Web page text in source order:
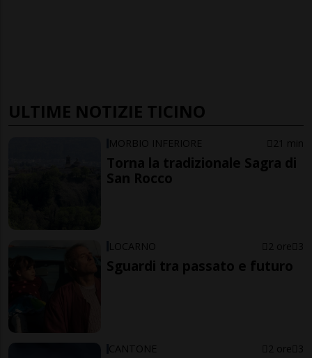
ULTIME NOTIZIE TICINO
MORBIO INFERIORE 21 min
Torna la tradizionale Sagra di
San Rocco
LOCARNO 2 ore 3
Sguardi tra passato e futuro
CANTONE 2 ore 3